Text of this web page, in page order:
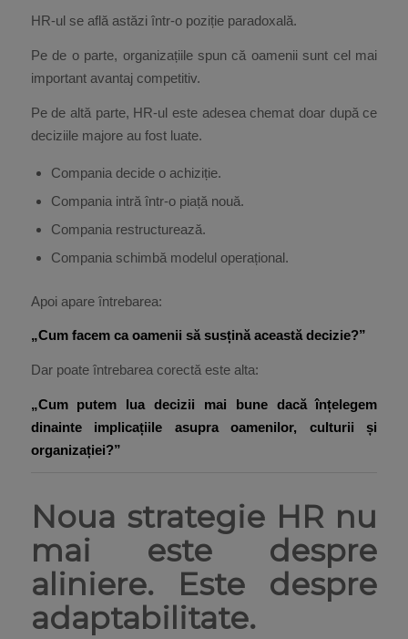
HR-ul se află astăzi într-o poziție paradoxală.
Pe de o parte, organizațiile spun că oamenii sunt cel mai
important avantaj competitiv.
Pe de altă parte, HR-ul este adesea chemat doar după ce
deciziile majore au fost luate.
Compania decide o achiziție.
Compania intră într-o piață nouă.
Compania restructurează.
Compania schimbă modelul operațional.
Apoi apare întrebarea:
„Cum facem ca oamenii să susțină această decizie?”
Dar poate întrebarea corectă este alta:
„Cum putem lua decizii mai bune dacă înțelegem
dinainte implicațiile asupra oamenilor, culturii și
organizației?”
Noua strategie HR nu
mai este despre
aliniere. Este despre
adaptabilitate.